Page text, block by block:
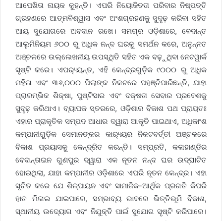
ଆପେଖିତା ନାୟକ କୁହନ୍ତି। ଏପରି ନିୟୋଜିତତା ପରିବାର ନିଷ୍ପତ୍ତି
ଗ୍ରହଣରେ ଆତ୍ମବିଶ୍ୱାସ ଏବଂ ଅଂଶଗ୍ରହଣକୁ ସୁଦୃଢ଼ କରିବା ସହିତ
ଆୟ ସୁଯୋଗରେ ଅବଦାନ ରଖେ। ସମଗ୍ର ଓଡ଼ିଶାରେ, ବେଦାନ୍ତ
ଆଲୁମିନିୟମ ୬୦୦ ରୁ ଅଧିକ ନନ୍ଦ ଘରକୁ ସମର୍ଥନ କରେ, ଅନୁନ୍ନତ
ଅଞ୍ଚଳରେ ଉଲ୍ଲେଖନୀୟ ଉପସ୍ଥିତି ସହିତ ଏକ ବଢ଼ୁଥିବା ନେଟୱାର୍କ
ସୃଷ୍ଟି କରେ। ଏପର‌୍ୟ୍ୟନ୍ତ, ଏହି କେନ୍ଦ୍ରଗୁଡ଼ିକ ୯୦୦୦ ରୁ ଅଧିକ
ମହିଳା ଏବଂ ୩୬,୦୦୦ ପିଲାଙ୍କ ନିକଟରେ ପହଞ୍ଚିପାରିଛନ୍ତି, ଯାହା
ପ୍ରାରମ୍ଭିକ ଶିକ୍ଷା, ପୁଷ୍ଟିସାର ଏବଂ ଦକ୍ଷତା ସେବାର ପ୍ରବେଶକୁ
ସୁଦୃଢ଼ କରିଥାଏ। ବ୍ୟାପକ ସ୍ତରରେ, ଓଡ଼ିଶାର ବିକାଶ ପଥ ପ୍ରାୟତଃ
ଏହାର ପ୍ରାକୃତିକ ସମ୍ପଦ ଆଧାର ଦ୍ୱାରା ଆକୃତି ପାଇଥାଏ, ଅଧିକାଂଶ
କମ୍ପାନୀଗୁଡ଼ିକ ସେମାନଙ୍କର କାର‌୍ୟ୍ୟର ନିକଟବର୍ତ୍ତୀ ଅଞ୍ଚଳରେ
ବିକାଶ ପ୍ରୟାସକୁ କେନ୍ଦ୍ରିତ କରନ୍ତି। ସମ୍ପ୍ରତି, କଳାହାଣ୍ଡିର
ବେଦାନ୍ତାଇନ ଗୁଣପୁର ଦ୍ୱାରା ଏକ ନୂତନ ନନ୍ଦ ଘର ଉଦ୍ଘାଟିତ
ହୋଇଥିଲା, ଯାହା କମ୍ପାନୀର ଓଡ଼ିଶାରେ ଏପରି ନୂତନ କେନ୍ଦ୍ର। ଏହା
ସୂଚିତ କରେ ଯେ ଶିଳ୍ପାୟନ ଏବଂ ସାମାଜିକ-ଆର୍ଥିକ ପ୍ରଗତି କିପରି
ହାତ ମିଳାଇ ଯାଇପାରେ, ସମ୍ଭାବ୍ୟ ଭାବରେ ଭିତ୍ତିଭୂମି ବିକାଶ,
ସ୍ଥାନୀୟ ଉଦ୍ୟୋଗ ଏବଂ ନିଯୁକ୍ତି ପାଇଁ ସୁଯୋଗ ସୃଷ୍ଟି କରିପାରେ।